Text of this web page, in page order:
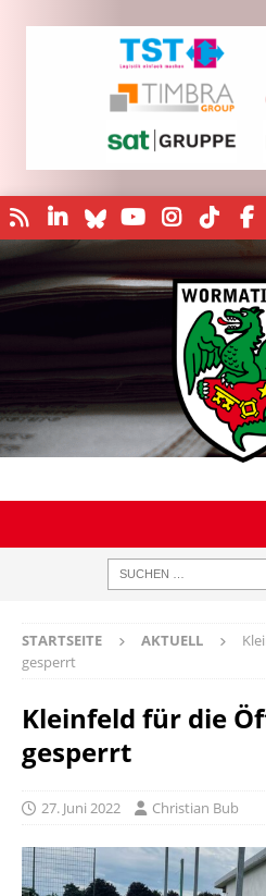
STARTSEITE AKTUELL
gesperrt
Kleinfeld für die
gesperrt
27. Juni 2022 Christian Bub